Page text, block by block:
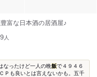
富な日本酒の居酒屋♪
人
なったけど一人の晩飯で４９４６
Ｐも良いとは言えないかも。五千